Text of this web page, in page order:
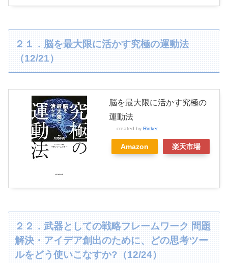
２１．脳を最大限に活かす究極の運動法
（12/21）
脳を最大限に活かす究極の
運動法
created by Rinker
Amazon 楽天市場
２２．武器としての戦略フレームワーク 問題
解決・アイデア創出のために、どの思考ツー
ルをどう使いこなすか?（12/24）